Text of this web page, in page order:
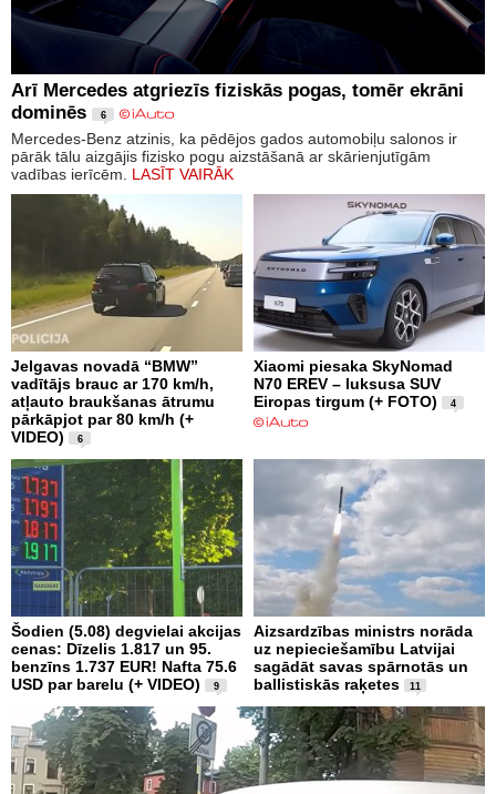
Arī Mercedes atgriezīs fiziskās pogas, tomēr ekrāni
dominēs
6
Mercedes-Benz atzinis, ka pēdējos gados automobiļu salonos ir
pārāk tālu aizgājis fizisko pogu aizstāšanā ar skārienjutīgām
vadības ierīcēm. LASĪT VAIRĀK
Jelgavas novadā “BMW”
vadītājs brauc ar 170 km/h,
atļauto braukšanas ātrumu
pārkāpjot par 80 km/h (+
VIDEO)
6
Xiaomi piesaka SkyNomad
N70 EREV – luksusa SUV
Eiropas tirgum (+ FOTO)
4
Šodien (5.08) degvielai akcijas
cenas: Dīzelis 1.817 un 95.
benzīns 1.737 EUR! Nafta 75.6
USD par barelu (+ VIDEO)
9
Aizsardzības ministrs norāda
uz nepieciešamību Latvijai
sagādāt savas spārnotās un
ballistiskās raķetes
11